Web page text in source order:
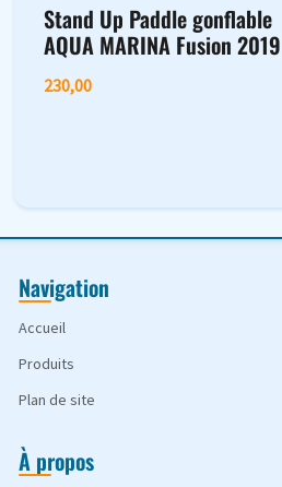
Stand Up Paddle gonflable
AQUA MARINA Fusion 2019
230,00
Navigation
Accueil
Produits
Plan de site
À propos